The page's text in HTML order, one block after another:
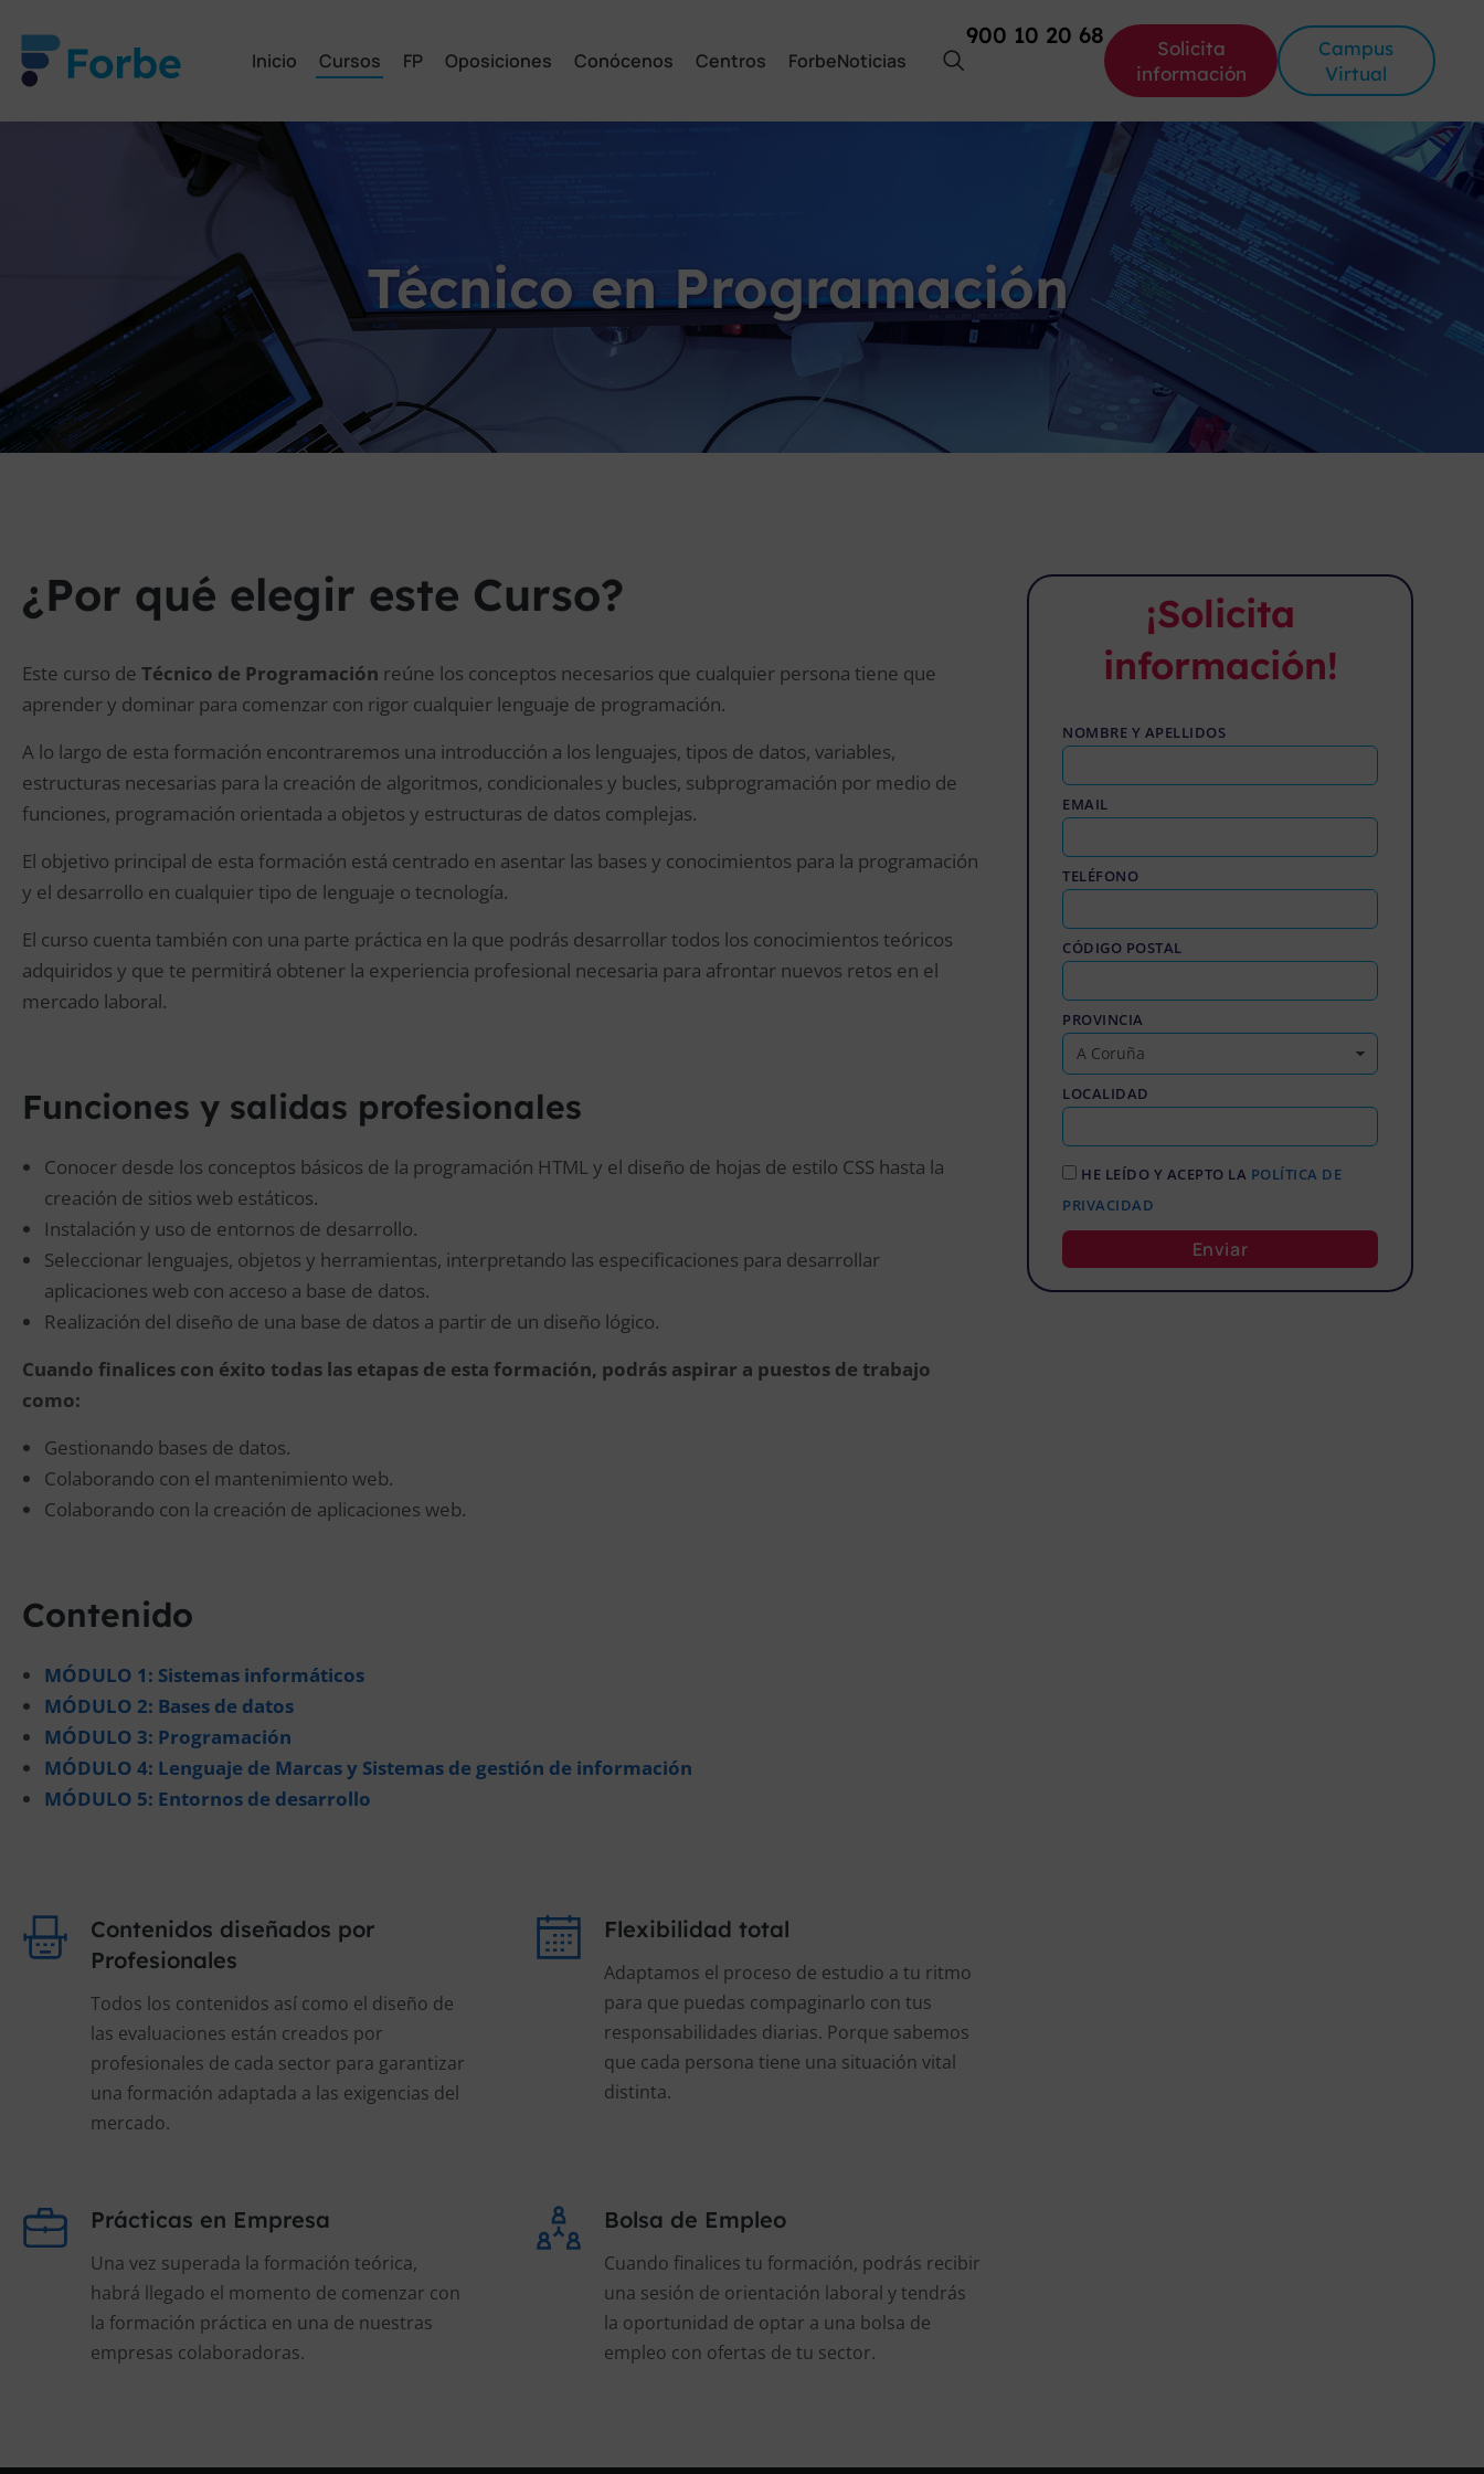
Inicio Cursos FP Oposiciones Conócenos Centros ForbeNoticias
900 10 20 68
Solicita
información
Campus
Virtual
Técnico en Programación
¿Por qué elegir este Curso?
Este curso de Técnico de Programación reúne los conceptos necesarios que cualquier persona tiene que
aprender y dominar para comenzar con rigor cualquier lenguaje de programación.
A lo largo de esta formación encontraremos una introducción a los lenguajes, tipos de datos, variables,
estructuras necesarias para la creación de algoritmos, condicionales y bucles, subprogramación por medio de
funciones, programación orientada a objetos y estructuras de datos complejas.
El objetivo principal de esta formación está centrado en asentar las bases y conocimientos para la programación
y el desarrollo en cualquier tipo de lenguaje o tecnología.
El curso cuenta también con una parte práctica en la que podrás desarrollar todos los conocimientos teóricos
adquiridos y que te permitirá obtener la experiencia profesional necesaria para afrontar nuevos retos en el
mercado laboral.
Funciones y salidas profesionales
Conocer desde los conceptos básicos de la programación HTML y el diseño de hojas de estilo CSS hasta la
creación de sitios web estáticos.
Instalación y uso de entornos de desarrollo.
Seleccionar lenguajes, objetos y herramientas, interpretando las especificaciones para desarrollar
aplicaciones web con acceso a base de datos.
Realización del diseño de una base de datos a partir de un diseño lógico.
Cuando finalices con éxito todas las etapas de esta formación, podrás aspirar a puestos de trabajo
como:
Gestionando bases de datos.
Colaborando con el mantenimiento web.
Colaborando con la creación de aplicaciones web.
Contenido
MÓDULO 1: Sistemas informáticos
MÓDULO 2: Bases de datos
MÓDULO 3: Programación
MÓDULO 4: Lenguaje de Marcas y Sistemas de gestión de información
MÓDULO 5: Entornos de desarrollo
Contenidos diseñados por
Profesionales
Todos los contenidos así como el diseño de
las evaluaciones están creados por
profesionales de cada sector para garantizar
una formación adaptada a las exigencias del
mercado.
Flexibilidad total
Adaptamos el proceso de estudio a tu ritmo
para que puedas compaginarlo con tus
responsabilidades diarias. Porque sabemos
que cada persona tiene una situación vital
distinta.
Prácticas en Empresa
Una vez superada la formación teórica,
habrá llegado el momento de comenzar con
la formación práctica en una de nuestras
empresas colaboradoras.
Bolsa de Empleo
Cuando finalices tu formación, podrás recibir
una sesión de orientación laboral y tendrás
la oportunidad de optar a una bolsa de
empleo con ofertas de tu sector.
¡Solicita
información!
NOMBRE Y APELLIDOS
EMAIL
TELÉFONO
CÓDIGO POSTAL
PROVINCIA
LOCALIDAD
HE LEÍDO Y ACEPTO LA POLÍTICA DE
PRIVACIDAD
Enviar